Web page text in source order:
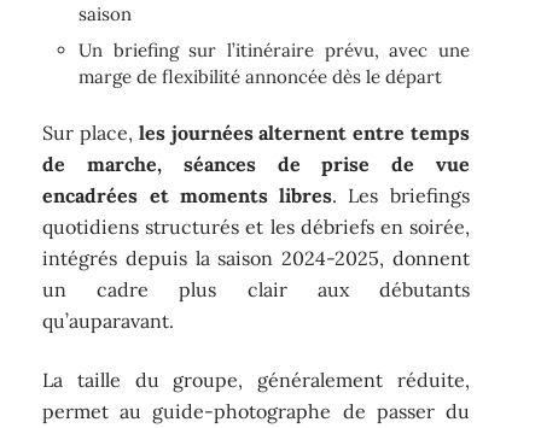
saison
Un briefing sur l’itinéraire prévu, avec une
marge de flexibilité annoncée dès le départ
Sur place, les journées alternent entre temps
de marche, séances de prise de vue
encadrées et moments libres. Les briefings
quotidiens structurés et les débriefs en soirée,
intégrés depuis la saison 2024-2025, donnent
un cadre plus clair aux débutants
qu’auparavant.
La taille du groupe, généralement réduite,
permet au guide-photographe de passer du